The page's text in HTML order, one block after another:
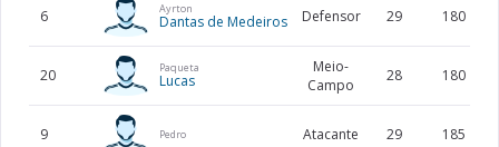
6 Ayrton
Dantas de Medeiros Defensor 29 180
20 Paqueta
Lucas
Meio-
Campo
28 180
9 Pedro Atacante 29 185